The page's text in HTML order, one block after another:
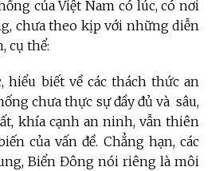
của Việt Nam có lúc, có nơi
chưa theo kịp với những diễn
cụ thể:
hiểu biết về các thách thức an
chưa thực sự đầy đủ và sâu,
khía cạnh an ninh, vẫn thiên
của vấn đề. Chẳng hạn, các
Biển Đông nói riêng là môi